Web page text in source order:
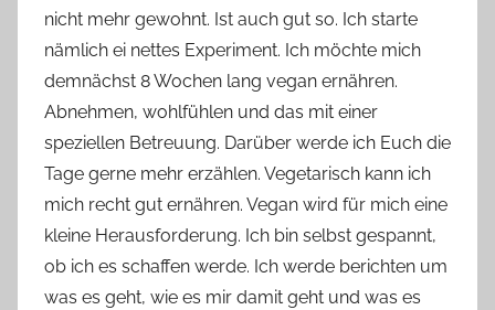
nicht mehr gewohnt. Ist auch gut so. Ich starte
nämlich ei nettes Experiment. Ich möchte mich
demnächst 8 Wochen lang vegan ernähren.
Abnehmen, wohlfühlen und das mit einer
speziellen Betreuung. Darüber werde ich Euch die
Tage gerne mehr erzählen. Vegetarisch kann ich
mich recht gut ernähren. Vegan wird für mich eine
kleine Herausforderung. Ich bin selbst gespannt,
ob ich es schaffen werde. Ich werde berichten um
was es geht, wie es mir damit geht und was es